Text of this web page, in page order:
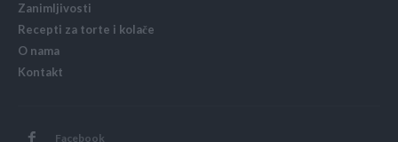
Zanimljivosti
Recepti za torte i kolače
O nama
Kontakt
Facebook